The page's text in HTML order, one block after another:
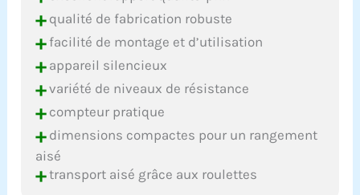
+qualité de fabrication robuste
+facilité de montage et d’utilisation
+appareil silencieux
+variété de niveaux de résistance
+compteur pratique
+dimensions compactes pour un rangement
aisé
+transport aisé grâce aux roulettes